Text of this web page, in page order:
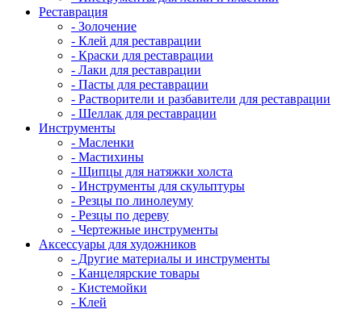
Реставрация
- Золочение
- Клей для реставрации
- Краски для реставрации
- Лаки для реставрации
- Пасты для реставрации
- Растворители и разбавители для реставрации
- Шеллак для реставрации
Инструменты
- Масленки
- Мастихины
- Щипцы для натяжки холста
- Инструменты для скульптуры
- Резцы по линолеуму
- Резцы по дереву
- Чертежные инструменты
Аксессуары для художников
- Другие материалы и инструменты
- Канцелярские товары
- Кистемойки
- Клей